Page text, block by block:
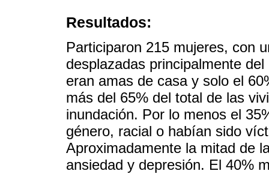
Resultados:
Participaron 215 mujeres, con
desplazadas principalmente
eran amas de casa y solo el
más del 65% del total de las
inundación. Por lo menos el
género, racial o habían sido
Aproximadamente la mitad de
ansiedad y depresión. El 40%